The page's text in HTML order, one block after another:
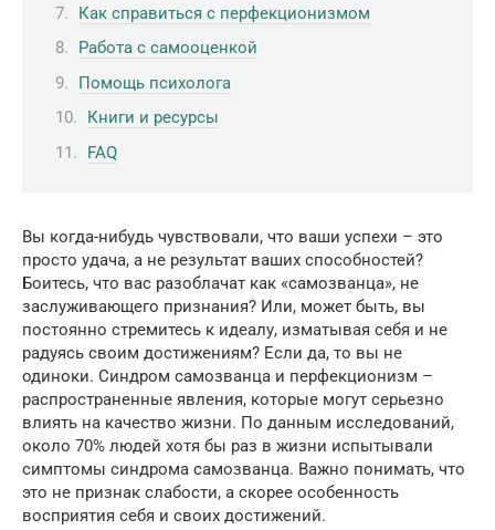
Как справиться с перфекционизмом
Работа с самооценкой
Помощь психолога
Книги и ресурсы
FAQ
Вы когда-нибудь чувствовали, что ваши успехи – это
просто удача, а не результат ваших способностей?
Боитесь, что вас разоблачат как «самозванца», не
заслуживающего признания? Или, может быть, вы
постоянно стремитесь к идеалу, изматывая себя и не
радуясь своим достижениям? Если да, то вы не
одиноки. Синдром самозванца и перфекционизм –
распространенные явления, которые могут серьезно
влиять на качество жизни. По данным исследований,
около 70% людей хотя бы раз в жизни испытывали
симптомы синдрома самозванца. Важно понимать, что
это не признак слабости, а скорее особенность
восприятия себя и своих достижений.